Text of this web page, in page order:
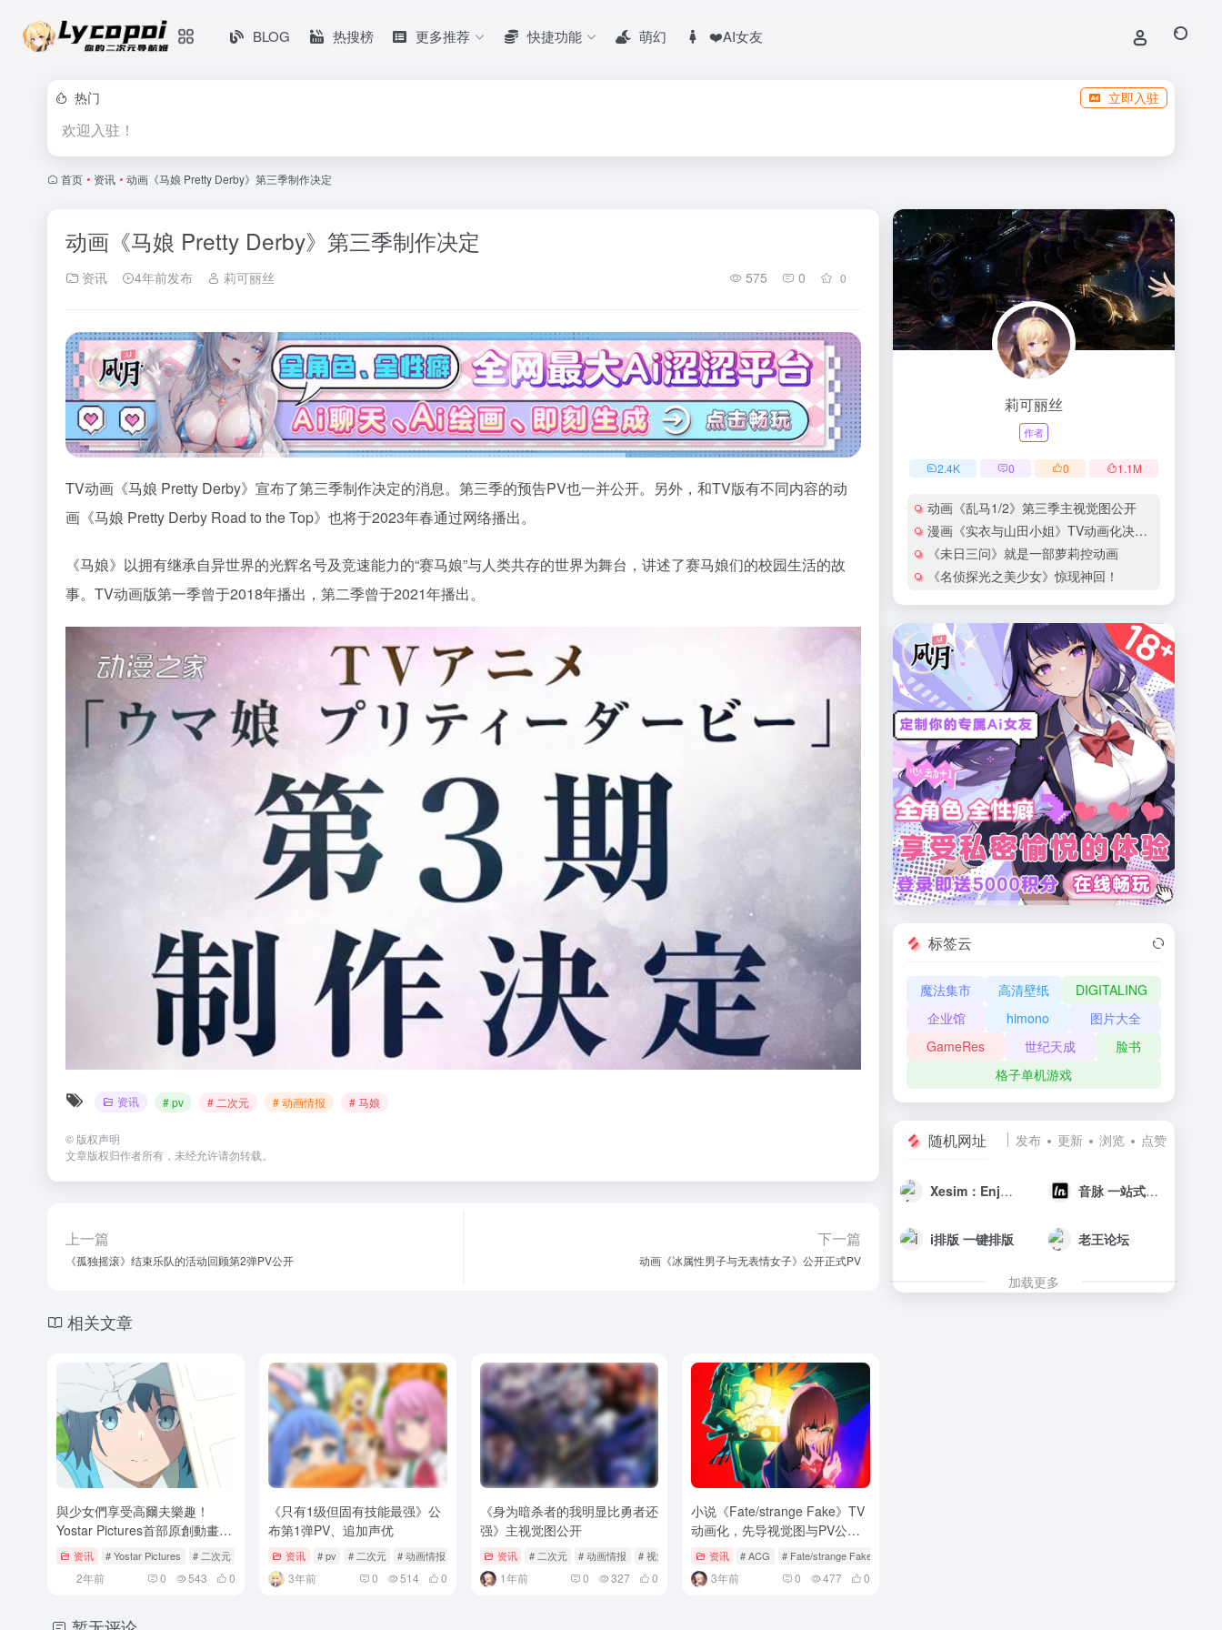
BLOG 热搜榜 更多推荐 快捷功能 萌幻 ❤️AI女友
热门 立即入驻
欢迎入驻！
首页 • 资讯 • 动画《马娘 Pretty Derby》第三季制作决定
动画《马娘 Pretty Derby》第三季制作决定
资讯 4年前发布 莉可丽丝 575 0 0
TV动画《马娘 Pretty Derby》宣布了第三季制作决定的消息。第三季的预告PV也一并公开。另外，和TV版有不同内容的动
画《马娘 Pretty Derby Road to the Top》也将于2023年春通过网络播出。
《马娘》以拥有继承自异世界的光辉名号及竞速能力的“赛马娘”与人类共存的世界为舞台，讲述了赛马娘们的校园生活的故
事。TV动画版第一季曾于2018年播出，第二季曾于2021年播出。
资讯 # pv # 二次元 # 动画情报 # 马娘
© 版权声明
文章版权归作者所有，未经允许请勿转载。
上一篇
《孤独摇滚》结束乐队的活动回顾第2弹PV公开
下一篇
动画《冰属性男子与无表情女子》公开正式PV
相关文章
與少女們享受高爾夫樂趣！
Yostar Pictures首部原創動畫
《空色Utility》確定電視動畫
资讯 # Yostar Pictures # 二次元
2年前 0 543 0
《只有1级但固有技能最强》公
布第1弹PV、追加声优
资讯 # pv # 二次元 # 动画情报
3年前 0 514 0
《身为暗杀者的我明显比勇者还
强》主视觉图公开
资讯 # 二次元 # 动画情报 # 视觉图
1年前 0 327 0
小说《Fate/strange Fake》TV
动画化，先导视觉图与PV公
开。资讯 # ACG # Fate/strange Fake
3年前 0 477 0
莉可丽丝
作者
2.4K 0 0 1.1M
动画《乱马1/2》第三季主视觉图公开
漫画《实衣与山田小姐》TV动画化决定！
《未日三问》就是一部萝莉控动画
《名侦探光之美少女》惊现神回！
标签云
魔法集市 高清壁纸
DIGITALING
企业馆
himono
图片大全
GameRes
世纪天成
脸书
格子单机游戏
随机网址 发布 更新 浏览 点赞
Xesim：Enjoy eSIM & Always Online 音脉 一站式媒体转换平台
i排版 一键排版 老王论坛
加载更多